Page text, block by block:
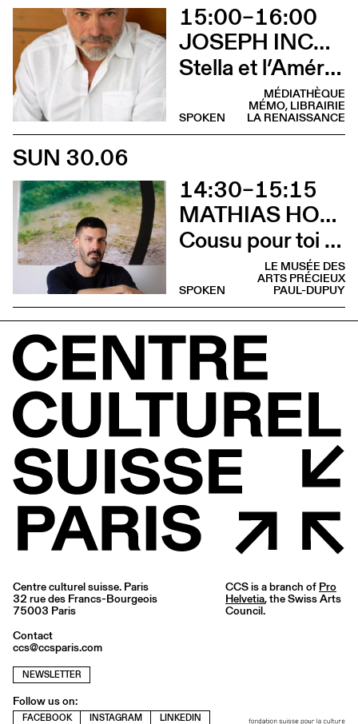
15:00–16:00
JOSEPH INCARDONA
Stella et l’Amérique (Rencontre)
MÉDIATHÈQUE
MÉMO, LIBRAIRIE
LA RENAISSANCE
SPOKEN
SUN 30.06
14:30–15:15
MATHIAS HOWALD
Cousu pour toi (Lecture)
LE MUSÉE DES
ARTS PRÉCIEUX
PAUL-DUPUY
SPOKEN
Centre culturel suisse. Paris
32 rue des Francs-Bourgeois
75003 Paris
Contact
ccs@ccsparis.com
NEWSLETTER
Follow us on:
FACEBOOK INSTAGRAM LINKEDIN
CCS is a branch of Pro
Helvetia, the Swiss Arts
Council.